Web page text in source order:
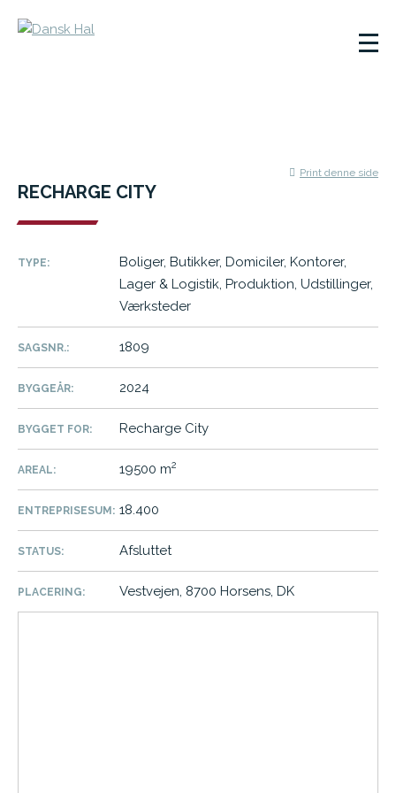
Print denne side
RECHARGE CITY
TYPE:
Boliger, Butikker, Domiciler, Kontorer,
Lager & Logistik, Produktion, Udstillinger,
Værksteder
SAGSNR.: 1809
BYGGEÅR: 2024
BYGGET FOR: Recharge City
AREAL: 19500 m2
ENTREPRISESUM: 18.400
STATUS: Afsluttet
PLACERING: Vestvejen, 8700 Horsens, DK